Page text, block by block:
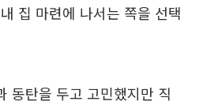
집 마련에 나서는 쪽을 선택
동탄을 두고 고민했지만 직